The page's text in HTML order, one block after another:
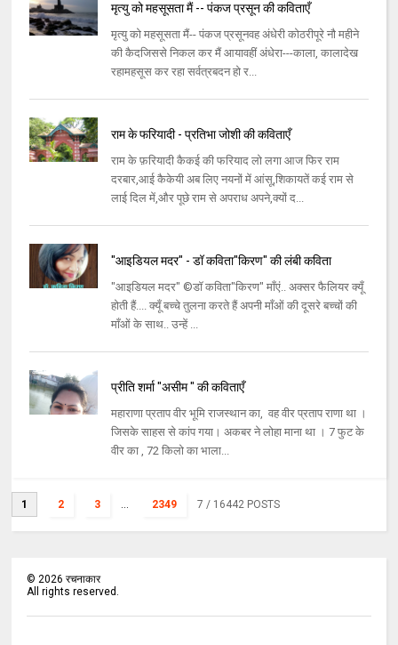
मृत्यु को महसूसता मैं -- पंकज प्रसून की कविताएँ
मृत्यु को महसूसता मैं-- पंकज प्रसूनवह अंधेरी कोठरीपूरे नौ महीने
की कैदजिससे निकल कर मैं आयावहीं अंधेरा---काला, कालादेख
रहामहसूस कर रहा सर्वत्रबदन हो र...
राम के फरियादी - प्रतिभा जोशी की कविताएँ
राम के फ़रियादी कैकई की फरियाद लो लगा आज फिर राम
दरबार,आई कैकेयी अब लिए नयनों में आंसू,शिकायतें कई राम से
लाई दिल में,और पूछे राम से अपराध अपने,क्यों द...
"आइडियल मदर" - डॉ कविता"किरण" की लंबी कविता
"आइडियल मदर" ©डॉ कविता"किरण" माँएं.. अक्सर फैलियर क्यूँ
होती हैं.... क्यूँ बच्चे तुलना करते हैं अपनी माँओं की दूसरे बच्चों की
माँओं के साथ.. उन्हें ...
प्रीति शर्मा "असीम " की कविताएँ
महाराणा प्रताप वीर भूमि राजस्थान का, वह वीर प्रताप राणा था ।
जिसके साहस से कांप गया। अकबर ने लोहा माना था । 7 फुट के
वीर का , 72 किलो का भाला...
1 2 3 ... 2349 7 / 16442 POSTS
©2026 रचनाकार
All rights reserved.